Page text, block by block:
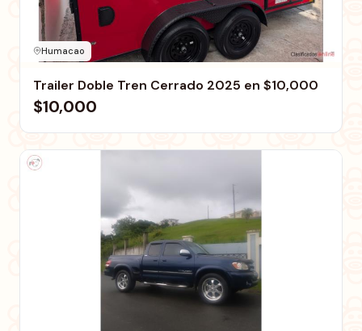
Humacao
Trailer Doble Tren Cerrado 2025 en $10,000
$10,000